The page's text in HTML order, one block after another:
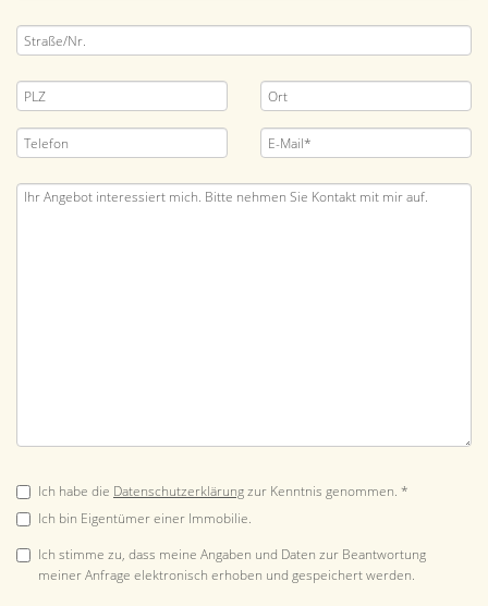
Ich habe die Datenschutzerklärungzur Kenntnis genommen. *
Ich bin Eigentümer einer Immobilie.
Ich stimme zu, dass meine Angaben und Daten zur Beantwortung
meiner Anfrage elektronisch erhoben und gespeichert werden.